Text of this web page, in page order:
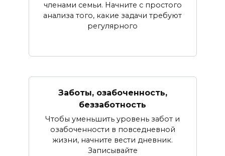
членами семьи. Начните с простого
анализа того, какие задачи требуют
регулярного
Заботы, озабоченность,
беззаботность
Чтобы уменьшить уровень забот и
озабоченности в повседневной
жизни, начните вести дневник.
Записывайте